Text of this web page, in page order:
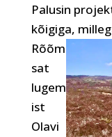
Palusin
kõigiga,
Rõõm
sat
lugem
ist
Olavi